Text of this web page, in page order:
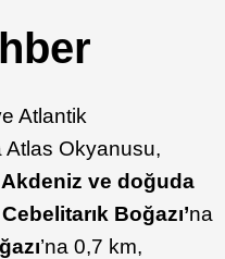
Atlantik
Atlas Okyanusu,
Akdeniz ve doğuda
Cebelitarık Boğazı’na
’na 0,7 km,